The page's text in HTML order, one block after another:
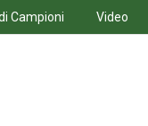
Campioni Video